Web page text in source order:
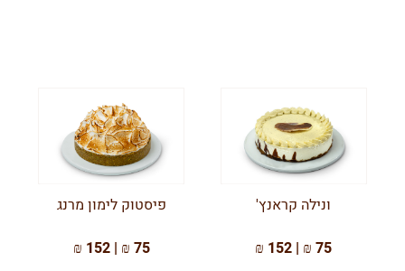
ונילה קראנץ'
75 ₪ | 152 ₪
פיסטוק לימון מרנג
75 ₪ | 152 ₪